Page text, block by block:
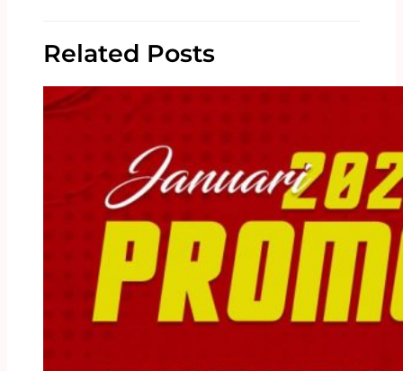
Related Posts